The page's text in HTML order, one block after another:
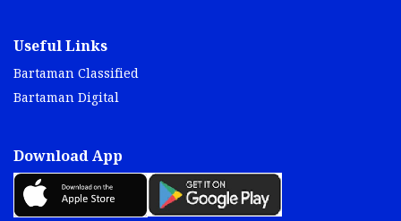
Useful Links
Bartaman Classified
Bartaman Digital
Download App